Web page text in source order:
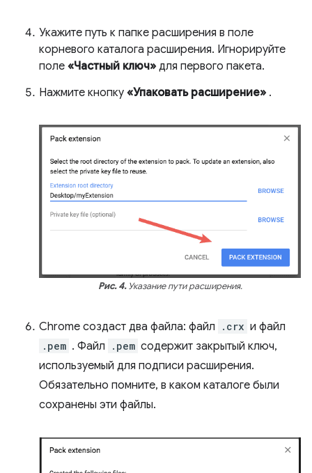
Укажите путь к папке расширения в поле
корневого каталога расширения. Игнорируйте
поле «Частный ключ» для первого пакета.
Нажмите кнопку «Упаковать расширение» .
Рис. 4.Указание пути расширения.
Chrome создаст два файла: файл .crx и файл
.pem . Файл .pem содержит закрытый ключ,
используемый для подписи расширения.
Обязательно помните, в каком каталоге были
сохранены эти файлы.